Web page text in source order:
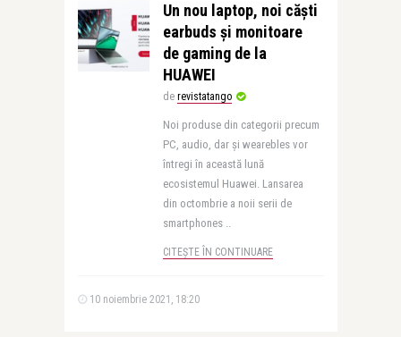
Un nou laptop, noi căști
earbuds și monitoare
de gaming de la
HUAWEI
de revistatango
Noi produse din categorii precum
PC, audio, dar și wearebles vor
întregi în această lună
ecosistemul Huawei. Lansarea
din octombrie a noii serii de
smartphones ..
CITEȘTE ÎN CONTINUARE
10 noiembrie 2021, 18:20